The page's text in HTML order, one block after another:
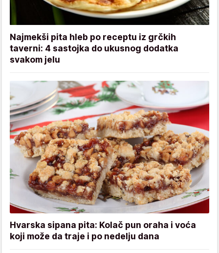
Najmekši pita hleb po receptu iz grčkih
taverni: 4 sastojka do ukusnog dodatka
svakom jelu
Hvarska sipana pita: Kolač pun oraha i voća
koji može da traje i po nedelju dana